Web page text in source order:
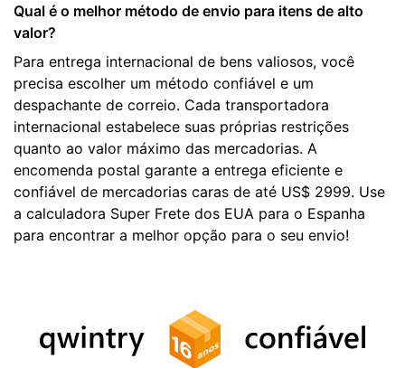
Qual é o melhor método de envio para itens de alto
valor?
Para entrega internacional de bens valiosos, você
precisa escolher um método confiável e um
despachante de correio. Cada transportadora
internacional estabelece suas próprias restrições
quanto ao valor máximo das mercadorias. A
encomenda postal garante a entrega eficiente e
confiável de mercadorias caras de até US$ 2999. Use
a calculadora Super Frete dos EUA para o Espanha
para encontrar a melhor opção para o seu envio!